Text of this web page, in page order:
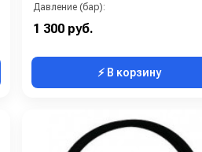
Давление (бар):
1 300 руб.
⚡ В корзину